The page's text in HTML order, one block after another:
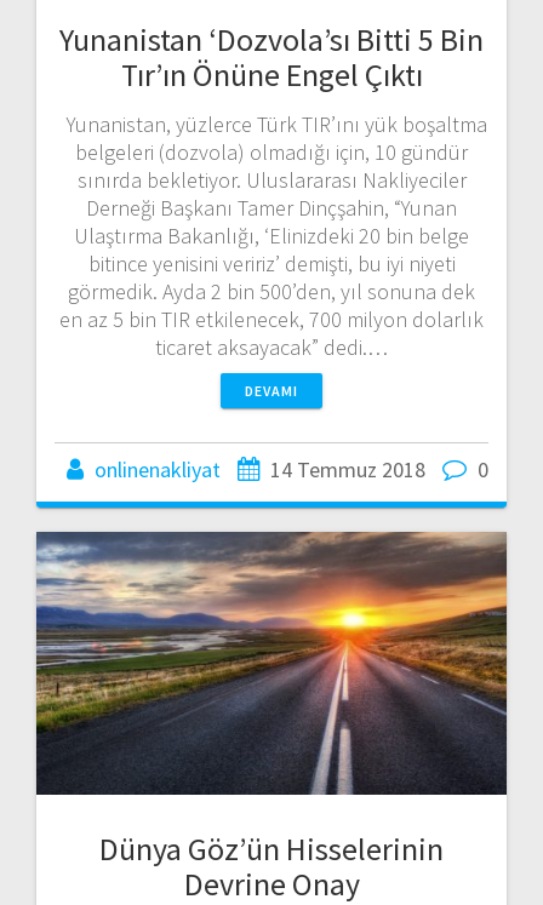
Yunanistan ‘Dozvola’sı Bitti 5 Bin
Tır’ın Önüne Engel Çıktı
Yunanistan, yüzlerce Türk TIR’ını yük boşaltma
belgeleri (dozvola) olmadığı için, 10 gündür
sınırda bekletiyor. Uluslararası Nakliyeciler
Derneği Başkanı Tamer Dinçşahin, “Yunan
Ulaştırma Bakanlığı, ‘Elinizdeki 20 bin belge
bitince yenisini veririz’ demişti, bu iyi niyeti
görmedik. Ayda 2 bin 500’den, yıl sonuna dek
en az 5 bin TIR etkilenecek, 700 milyon dolarlık
ticaret aksayacak” dedi.…
DEVAMI
onlinenakliyat 14 Temmuz 2018 0
Dünya Göz’ün Hisselerinin
Devrine Onay